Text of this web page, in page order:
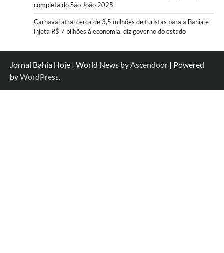
completa do São João 2025
Carnaval atrai cerca de 3,5 milhões de turistas para a Bahia e
injeta R$ 7 bilhões à economia, diz governo do estado
Jornal Bahia Hoje | World News by Ascendoor | Powered
byWordPress